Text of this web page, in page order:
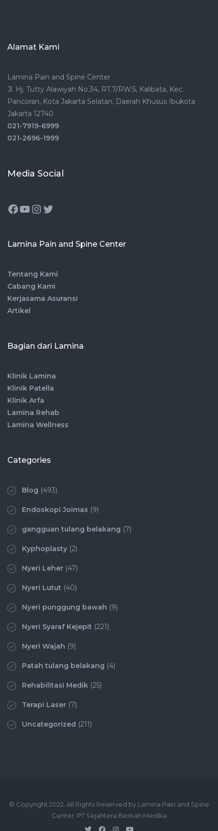
Alamat Kami
Lamina Pain and Spine Center
Jl. Hj. Tutty Alawiyah No.34, RT.7/RW.5, Kalibata, Kec.
Pancoran, Kota Jakarta Selatan, Daerah Khusus Ibukota
Jakarta 12740
021-7919-6999
021-2696-1999
Media Social
Lamina Pain and Spine Center
Tentang Kami
Cabang Kami
Kerjasama Asuransi
Artikel
Bagian dari Lamina
Klinik Lamina
Klinik Patella
Klinik Arfa
Lamina Rehab
Lamina Wellness
Categories
Blog (493)
Endoskopi Joimax (9)
gangguan tulang belakang (7)
Kyphoplasty (2)
Nyeri Leher (47)
Nyeri Lutut (40)
Nyeri punggung bawah (9)
Nyeri Syaraf Kejepit (221)
Nyeri Wajah (9)
Patah tulang belakang (4)
Rehabilitasi Medik (25)
Terapi Laser (7)
Uncategorized (211)
© Copyright 2022. All Rights Reserved by Lamina Pain and Spine
Center. PT Sejahtera Berkah Medika